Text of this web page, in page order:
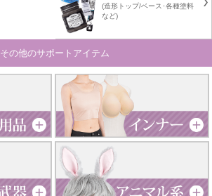
(造形トップ/ベース･各種塗料
など)
その他のサポートアイテム